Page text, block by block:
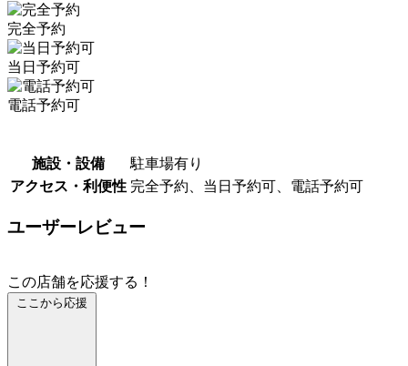
完全予約
当日予約可
電話予約可
施設・設備
駐車場有り
アクセス・利便性 完全予約、当日予約可、電話予約可
ユーザーレビュー
この店舗を応援する！
ここから応援